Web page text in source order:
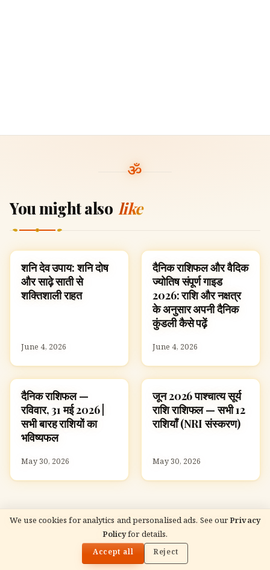
We use cookies for analytics and personalised ads. See ourPrivacy
Policyfor details.
Accept all Reject
You might also like
ज्योतिष
शनि देव उपाय: शनि दोष
और साढ़े साती से
शक्तिशाली राहत
June 4, 2026
ज्योतिष
दैनिक राशिफल और वैदिक
ज्योतिष संपूर्ण गाइड
2026: राशि और नक्षत्र
के अनुसार अपनी दैनिक
कुंडली कैसे पढ़ें
June 4, 2026
ज्योतिष
दैनिक राशिफल —
रविवार, 31 मई 2026 |
सभी बारह राशियों का
भविष्यफल
May 30, 2026
ज्योतिष
जून 2026 पाश्चात्य सूर्य
राशि राशिफल — सभी 12
राशियाँ (NRI संस्करण)
May 30, 2026
शनि देव उपाय: शनि दोष और साढ़े साती से शक्तिशाली राहत